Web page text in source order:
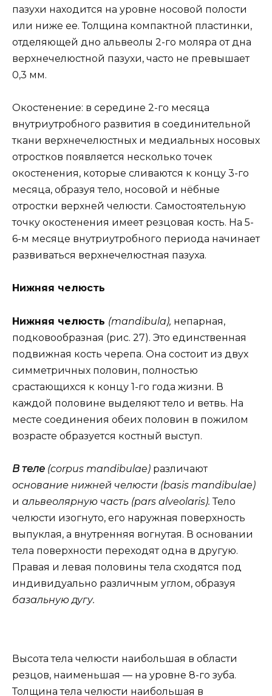
пазухи находится на уровне носовой полости
или ниже ее. Толщина компактной пластинки,
отделяющей дно альвеолы 2-го моляра от дна
верхнечелюстной пазухи, часто не превышает
0,3 мм.
Окостенение: в середине 2-го месяца
внутриутробного развития в соединительной
ткани верхнечелюстных и медиальных носовых
отростков появляется несколько точек
окостенения, которые сливаются к концу 3-го
месяца, образуя тело, носовой и нёбные
отростки верхней челюсти. Самостоятельную
точку окостенения имеет резцовая кость. На 5-
6-м месяце внутриутробного периода начинает
развиваться верхнечелюстная пазуха.
Нижняя челюсть
Нижняя челюсть (mandibula), непарная,
подковообразная (рис. 27). Это единственная
подвижная кость черепа. Она состоит из двух
симметричных половин, полностью
срастающихся к концу 1-го года жизни. В
каждой половине выделяют тело и ветвь. На
месте соединения обеих половин в пожилом
возрасте образуется костный выступ.
В теле (corpus mandibulae) различают
основание нижней челюсти (basis mandibulae)
и альвеолярную часть (pars alveolaris).Тело
челюсти изогнуто, его наружная поверхность
выпуклая, а внутренняя вогнутая. В основании
тела поверхности переходят одна в другую.
Правая и левая половины тела сходятся под
индивидуально различным углом, образуя
базальную дугу.
Высота тела челюсти наибольшая в области
резцов, наименьшая — на уровне 8-го зуба.
Толщина тела челюсти наибольшая в